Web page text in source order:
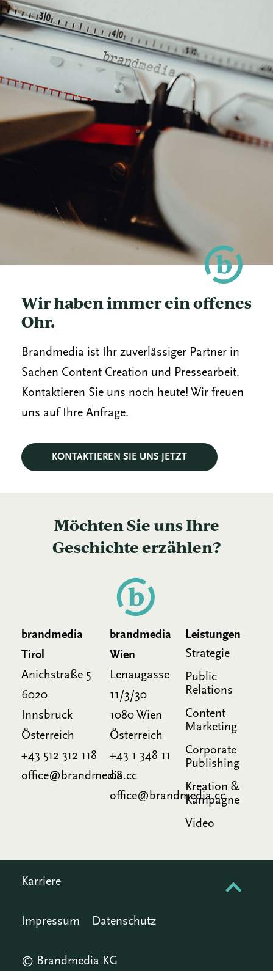
Wir haben immer ein offenes
Ohr.
Brandmedia ist Ihr zuverlässiger Partner in
Sachen Content Creation und Pressearbeit.
Kontaktieren Sie uns noch heute! Wir freuen
uns auf Ihre Anfrage.
KONTAKTIEREN SIE UNS JETZT
Möchten Sie uns Ihre
Geschichte erzählen?
brandmedia
Tirol
Anichstraße 5
6020
Innsbruck
Österreich
+43 512 312 118
office@brandmedia.cc
brandmedia
Wien
Lenaugasse
11/3/30
1080 Wien
Österreich
+43 1 348 11
08
office@brandmedia.cc
Leistungen
Strategie
Public
Relations
Content
Marketing
Corporate
Publishing
Kreation &
Kampagne
Video
Karriere
Impressum Datenschutz
© Brandmedia KG